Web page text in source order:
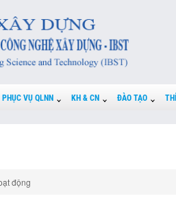
PHỤC VỤ QLNN KH & CN ĐÀO TẠO
động